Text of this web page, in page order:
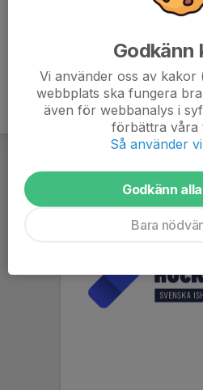
Godkänn
Vi använder oss av
webbplats ska fungera
även för webbanalys i
förbättra våra
Så använder
Godkänn
Bara